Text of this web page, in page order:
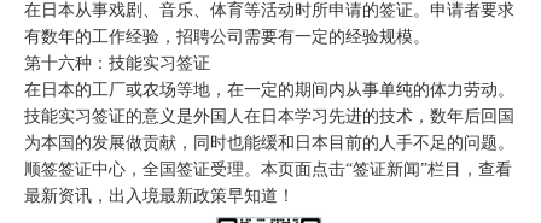
在日本从事戏剧、音乐、体育等活动时所申请的签证。申请者要求
有数年的工作经验，招聘公司需要有一定的经验规模。
第十六种：技能实习签证
在日本的工厂或农场等地，在一定的期间内从事单纯的体力劳动。
技能实习签证的意义是外国人在日本学习先进的技术，数年后回国
为本国的发展做贡献，同时也能缓和日本目前的人手不足的问题。
顺签签证中心，全国签证受理。本页面点击“签证新闻”栏目，查看
最新资讯，出入境最新政策早知道！